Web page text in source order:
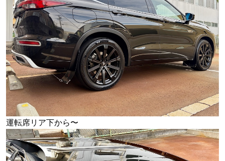
運転席リア下から〜